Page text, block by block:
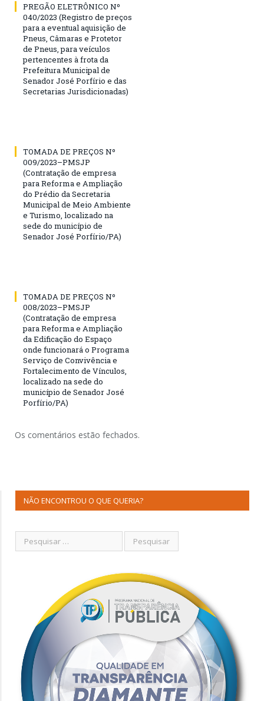
PREGÃO ELETRÔNICO Nº
040/2023 (Registro de preços
para a eventual aquisição de
Pneus, Câmaras e Protetor
de Pneus, para veículos
pertencentes à frota da
Prefeitura Municipal de
Senador José Porfírio e das
Secretarias Jurisdicionadas)
TOMADA DE PREÇOS Nº
009/2023–PMSJP
(Contratação de empresa
para Reforma e Ampliação
do Prédio da Secretaria
Municipal de Meio Ambiente
e Turismo, localizado na
sede do município de
Senador José Porfírio/PA)
TOMADA DE PREÇOS Nº
008/2023–PMSJP
(Contratação de empresa
para Reforma e Ampliação
da Edificação do Espaço
onde funcionará o Programa
Serviço de Convivência e
Fortalecimento de Vínculos,
localizado na sede do
município de Senador José
Porfírio/PA)
Os comentários estão fechados.
NÃO ENCONTROU O QUE QUERIA?